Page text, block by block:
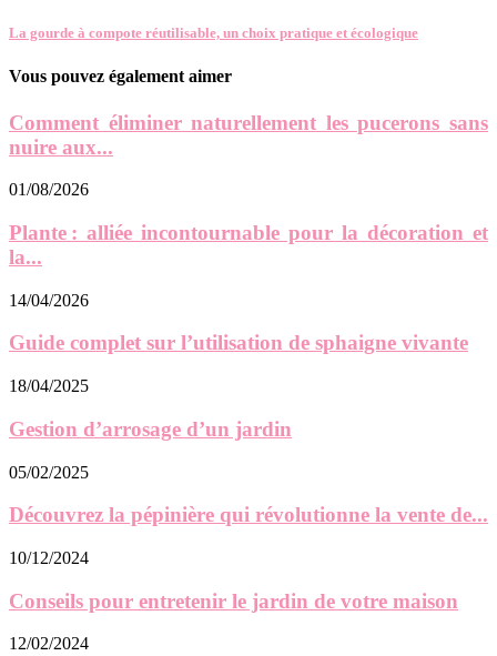
La gourde à compote réutilisable, un choix pratique et écologique
Vous pouvez également aimer
Comment éliminer naturellement les pucerons sans
nuire aux...
01/08/2026
Plante : alliée incontournable pour la décoration et
la...
14/04/2026
Guide complet sur l’utilisation de sphaigne vivante
18/04/2025
Gestion d’arrosage d’un jardin
05/02/2025
Découvrez la pépinière qui révolutionne la vente de...
10/12/2024
Conseils pour entretenir le jardin de votre maison
12/02/2024